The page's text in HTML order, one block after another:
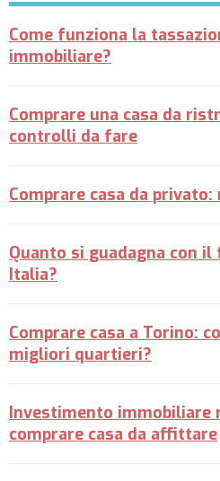
Come funziona la
immobiliare?
Comprare una casa da
controlli da fare
Comprare casa da
Quanto si guadagna con
Italia?
Comprare casa a Torino:
migliori quartieri?
Investimento immobiliare
comprare casa da affittare